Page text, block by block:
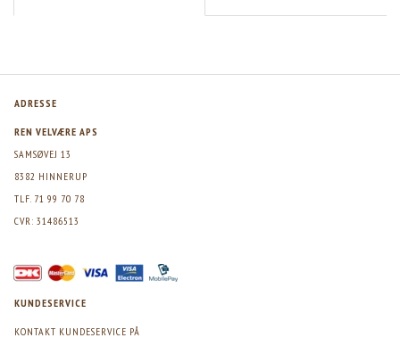
ADRESSE
REN VELVÆRE APS
SAMSØVEJ 13
8382 HINNERUP
TLF. 71 99 70 78
CVR: 31486513
KUNDESERVICE
KONTAKT KUNDESERVICE PÅ